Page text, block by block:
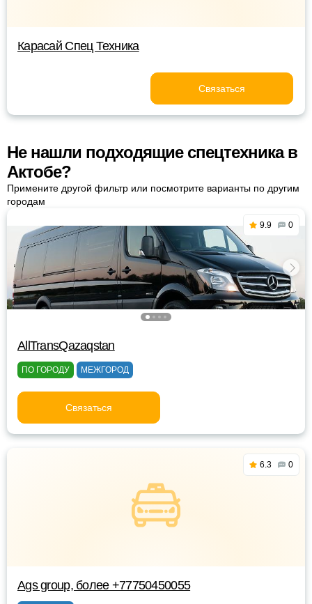
Карасай Спец Техника
Связаться
Не нашли подходящие спецтехника в
Актобе?
Примените другой фильтр или посмотрите варианты по другим
городам
9.9 0
AllTransQazaqstan
ПО ГОРОДУ МЕЖГОРОД
Связаться
6.3 0
Ags group, более +77750450055